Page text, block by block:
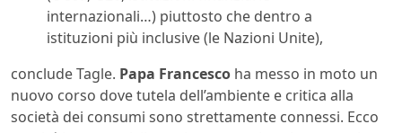
internazionali…) piuttosto che dentro a
istituzioni più inclusive (le Nazioni Unite),
conclude Tagle. Papa Francesco ha messo in moto un
nuovo corso dove tutela dell’ambiente e critica alla
società dei consumi sono strettamente connessi. Ecco